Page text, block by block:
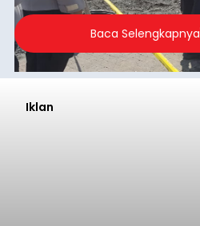
Baca Selengkapnya
Iklan